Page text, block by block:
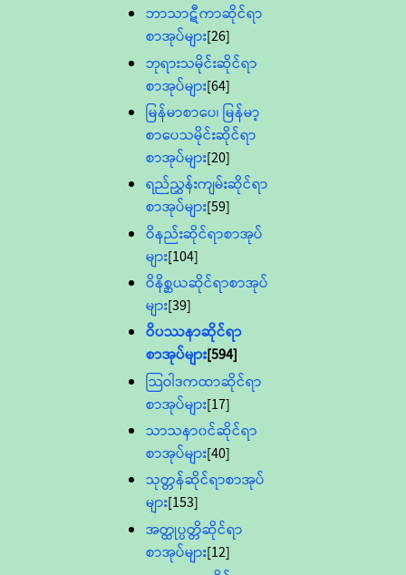
ဘာသာဋီကာဆိုင်ရာ
စာအုပ်များ[26]
ဘုရားသမိုင်းဆိုင်ရာ
စာအုပ်များ[64]
မြန်မာစာပေ၊ မြန်မာ့
စာပေသမိုင်းဆိုင်ရာ
စာအုပ်များ[20]
ရည်ညွှန်းကျမ်းဆိုင်ရာ
စာအုပ်များ[59]
ဝိနည်းဆိုင်ရာစာအုပ်
များ[104]
ဝိနိစ္ဆယဆိုင်ရာစာအုပ်
များ[39]
ဝိပဿနာဆိုင်ရာ
စာအုပ်များ[594]
သြဝါဒကထာဆိုင်ရာ
စာအုပ်များ[17]
သာသနာ၀င်ဆိုင်ရာ
စာအုပ်များ[40]
သုတ္တန်ဆိုင်ရာစာအုပ်
များ[153]
အတ္ထုပ္ပတ္တိဆိုင်ရာ
စာအုပ်များ[12]